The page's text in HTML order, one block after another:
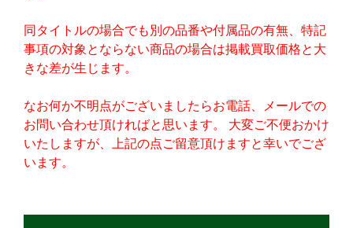
同タイトルの場合でも別の品番や付属品の有無、特記
事項の対象とならない商品の場合は掲載買取価格と大
きな差が生じます。
なお何か不明点がございましたらお電話、メールでの
お問い合わせ頂ければと思います。 大変ご不便おかけ
いたしますが、上記の点ご留意頂けますと幸いでござ
います。